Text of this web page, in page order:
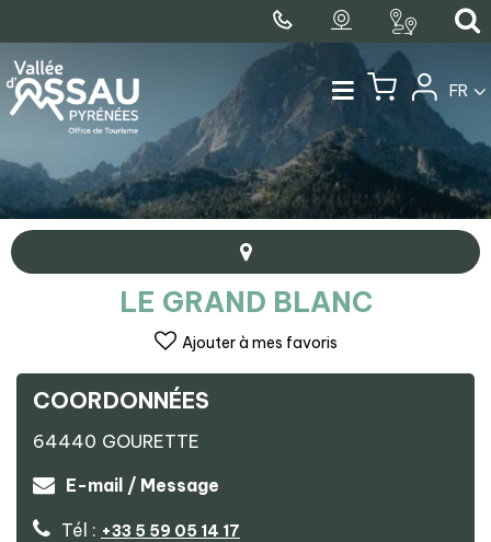
FR
LE GRAND BLANC
Ajouter à mes favoris
COORDONNÉES
64440 GOURETTE
E-mail / Message
Tél : +33 5 59 05 14 17
−